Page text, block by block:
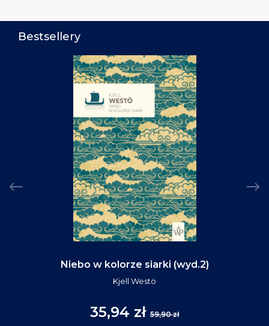
Bestsellery
Niebo w kolorze siarki (wyd.2)
Kjell Westö
35,94 zł 59,90 zł